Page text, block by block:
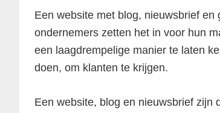
Een website met blog, nieuwsbrief
ondernemers zetten het in voor hun
een laagdrempelige manier te laten
doen, om klanten te krijgen.
Een website, blog en nieuwsbrief zijn